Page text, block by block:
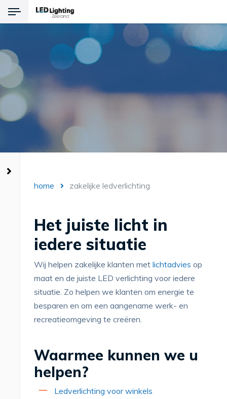
LED Verlichting
Explosievrije verlichting
home zakelijke ledverlichting
Het juiste licht in
iedere situatie
Wij helpen zakelijke klanten metlichtadvies op
maat en de juiste LED verlichting voor iedere
situatie. Zo helpen we klanten om energie te
besparen en om een aangename werk- en
recreatieomgeving te creëren.
Waarmee kunnen we u
helpen?
Ledverlichting voor winkels